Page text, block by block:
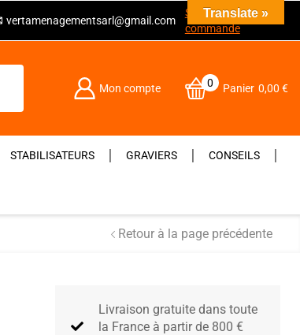
vertamenagementsarl@gmail.com
Suivre ma
commande
Mon compte 0 Panier 0,00 €
STABILISATEURS GRAVIERS CONSEILS
Retour à la page précédente
Livraison gratuite dans toute
la France à partir de 800 €
Translate »